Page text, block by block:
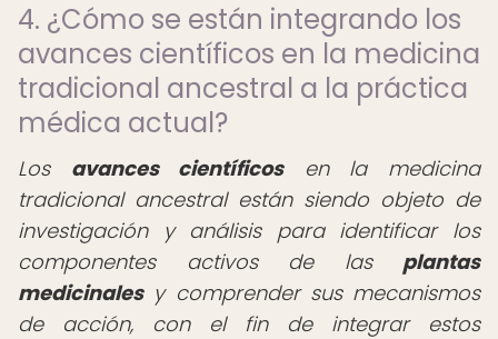
4. ¿Cómo se están integrando los
avances científicos en la medicina
tradicional ancestral a la práctica
médica actual?
Los avances científicosen la medicina
tradicional ancestral están siendo objeto de
investigación y análisis para identificar los
componentes activos de las plantas
medicinalesy comprender sus mecanismos
de acción, con el fin de integrar estos